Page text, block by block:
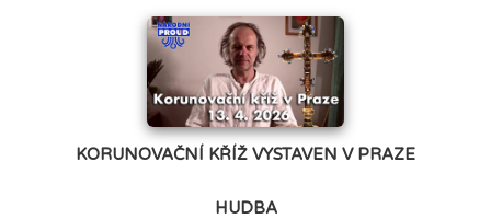
KORUNOVAČNÍ KŘÍŽ VYSTAVEN V PRAZE
HUDBA